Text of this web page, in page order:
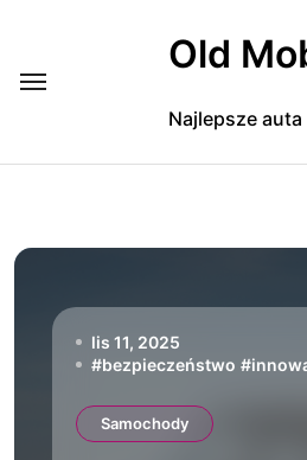
Old
Najlepsze auta
lis 11, 2025
#bezpieczeństwo #
Samochody